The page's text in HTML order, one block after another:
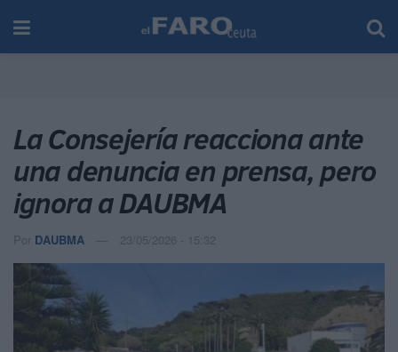
La Consejería reacciona ante
una denuncia en prensa, pero
ignora a DAUBMA
Por DAUBMA 23/05/2026 - 15:32